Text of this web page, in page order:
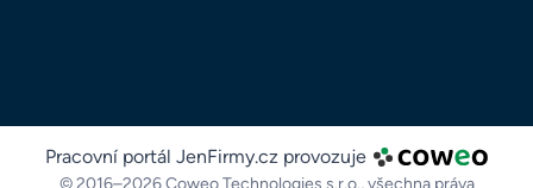
Pracovní portál JenFirmy.cz provozuje
© 2016–2026 Coweo Technologies s.r.o.,všechna práva